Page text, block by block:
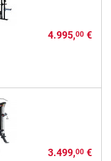
4.995,00€
3.499,00€